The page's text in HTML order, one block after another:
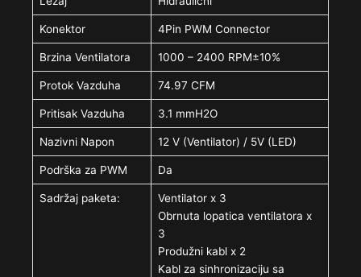
Konektor 4Pin PWM Connector
Brzina Ventilatora 1000 – 2400 RPM±10%
Protok Vazduha 74.97 CFM
Pritisak Vazduha 3.1 mmH2O
Nazivni Napon 12 V (Ventilator) / 5V (LED)
Podrška za PWM Da
Sadržaj paketa:
Ventilator x 3
Obrnuta lopatica ventilatora x
3
Produžni kabl x 2
Kabl za sinhronizaciju sa